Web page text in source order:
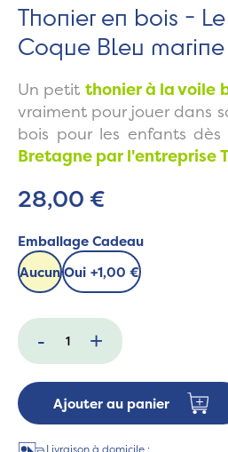
Thonier en bois -
Coque Bleu
Un petit thonier à la voile
vraiment pour jouer dans
bois pour les enfants dès
Bretagne par l'entreprise
28,00 €
Emballage Cadeau
AucunOui +1,00 €
- +
Ajouter au panier